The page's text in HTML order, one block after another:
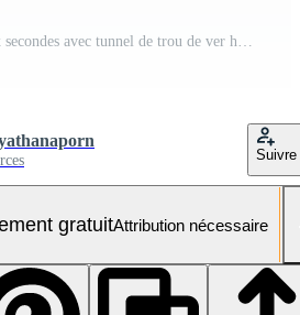
compte à rebours de dix secondes avec tunnel de trou de ver hyperespace Vidéo Gratuite
Suivre
gratuitAttribution nécessaire